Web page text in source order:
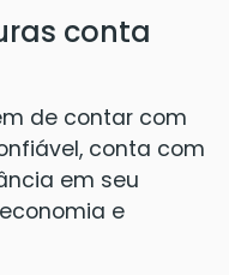
conta
de contar com
conta com
em seu
e